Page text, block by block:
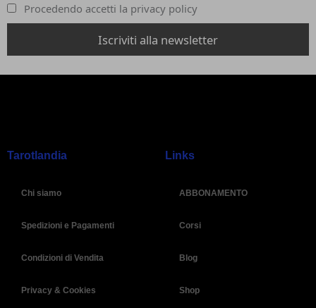
Procedendo accetti la privacy policy
Tarotlandia
Chi siamo
Spedizioni e Pagamenti
Condizioni di Vendita
Privacy & Cookies
Links
ABBONAMENTO
Corsi
Blog
Shop